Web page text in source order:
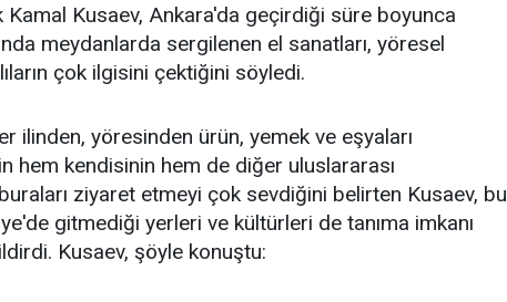
Kamal Kusaev, Ankara'da geçirdiği süre boyunca
meydanlarda sergilenen el sanatları, yöresel
çok ilgisini çektiğini söyledi.
ilinden, yöresinden ürün, yemek ve eşyaları
hem kendisinin hem de diğer uluslararası
ziyaret etmeyi çok sevdiğini belirten Kusaev, bu
gitmediği yerleri ve kültürleri de tanıma imkanı
Kusaev, şöyle konuştu: